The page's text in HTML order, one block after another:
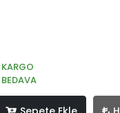
KARGO
BEDAVA